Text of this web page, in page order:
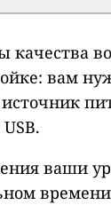
вам
ваши